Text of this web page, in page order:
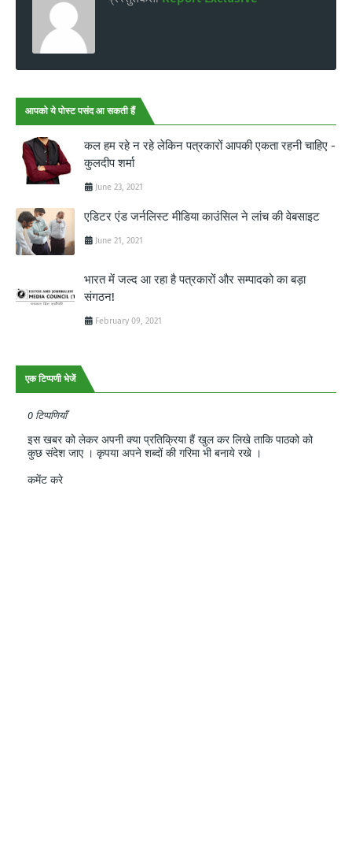
आपको ये पोस्ट पसंद आ सकती हैं
कल हम रहे न रहे लेकिन पत्रकारों आपकी एकता रहनी चाहिए -
कुलदीप शर्मा
June 23, 2021
एडिटर एंड जर्नलिस्ट मीडिया काउंसिल ने लांच की वेबसाइट
June 21, 2021
भारत में जल्द आ रहा है पत्रकारों और सम्पादको का बड़ा
संगठन!
February 09, 2021
एक टिप्पणी भेजें
0 टिप्पणियाँ
इस खबर को लेकर अपनी क्या प्रतिक्रिया हैं खुल कर लिखे ताकि पाठको को
कुछ संदेश जाए । कृपया अपने शब्दों की गरिमा भी बनाये रखे ।
कमेंट करे